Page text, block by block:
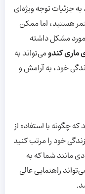
جزئیات توجه ویژه‌ای
هستید، اما ممکن
مشکل داشته
ماری کندومی‌تواند به
خود، به آرامش و
چگونه با استفاده از
خود را مرتب کنید
مانند شما که به
راهنمایی عالی